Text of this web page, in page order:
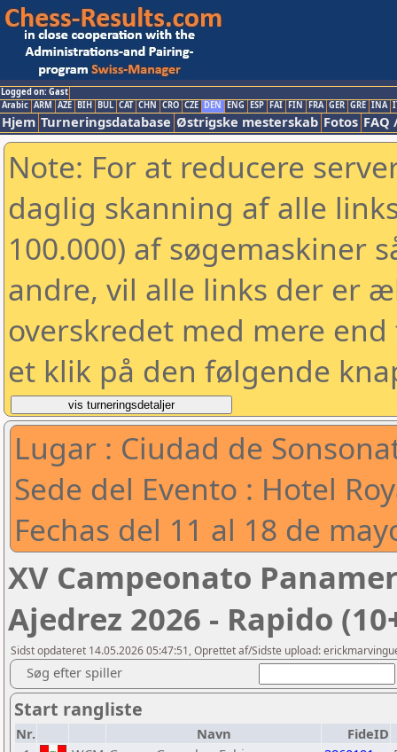
Logged on: Gast
Arabic ARM AZE BIH BUL CAT CHN CRO CZE DEN ENG ESP FAI FIN FRA GER GRE INA
Hjem Turneringsdatabase Østrigske mesterskab Fotos FAQ
Note: For at reducere
daglig skanning af alle
100.000) af søgemaskiner
andre, vil alle links der er
overskredet med mere
et klik på den følgende
Lugar : Ciudad de
Sede del Evento : Hotel
Fechas del 11 al 18 de
XV Campeonato
Ajedrez 2026 - Rapido
Sidst opdateret 14.05.2026 05:47:51, Oprettet af/Sidste upload:
Søg efter spiller
Start rangliste
Nr. Navn FideID